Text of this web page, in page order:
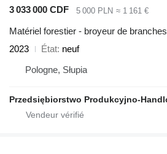
3 033 000 CDF
5 000 PLN ≈ 1 161 €
Matériel forestier - broyeur de branches
2023
État neuf
Pologne, Słupia